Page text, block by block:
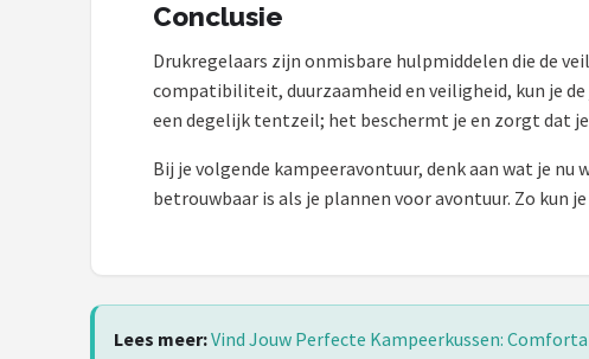
Conclusie
Drukregelaars zijn onmisbare hulpmiddelen die de
compatibiliteit, duurzaamheid en veiligheid, kun je
een degelijk tentzeil; het beschermt je en zorgt dat
Bij je volgende kampeeravontuur, denk aan wat je
betrouwbaar is als je plannen voor avontuur. Zo kun
Lees meer:Vind Jouw Perfecte Kampeerkussen: